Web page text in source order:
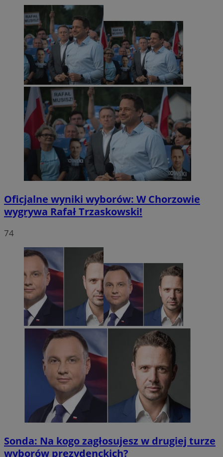
Oficjalne wyniki wyborów: W Chorzowie
wygrywa Rafał Trzaskowski!
74
Sonda: Na kogo zagłosujesz w drugiej turze
wyborów prezydenckich?